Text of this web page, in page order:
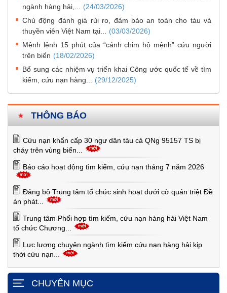
THÔNG BÁO
Cứu nạn khẩn cấp 30 ngư dân tàu cá QNg 95157 TS bị
cháy trên vùng biển...
Báo cáo hoạt động tìm kiếm, cứu nạn tháng 7 năm 2026
Đảng bộ Trung tâm tổ chức sinh hoạt dưới cờ quán triệt Đề
án phát...
Trung tâm Phối hợp tìm kiếm, cứu nạn hàng hải Việt Nam
tổ chức Chương...
Lực lượng chuyên ngành tìm kiếm cứu nạn hàng hải kịp
thời cứu nạn...
CHUYÊN MỤC
ngành hàng hải,...
(24/03/2026)
Chủ động đánh giá rủi ro, đảm bảo an toàn cho tàu và
thuyền viên Việt Nam tại...
(03/03/2026)
Mệnh lệnh 15 phút của “cánh chim hộ mệnh” cứu người
trên biển (18/02/2026)
Bổ sung các nhiệm vụ triển khai Công ước quốc tế về tìm
kiếm, cứu nạn hàng...
(29/12/2025)